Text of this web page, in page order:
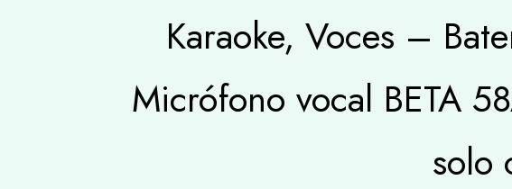
Karaoke, Voces –
Micrófono vocal BETA
solo